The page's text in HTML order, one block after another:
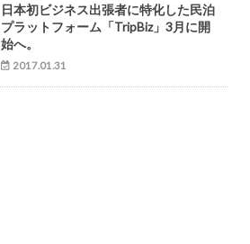
日本初ビジネス出張者に特化した民泊
プラットフォーム「TripBiz」3月に開
始へ。
2017.01.31